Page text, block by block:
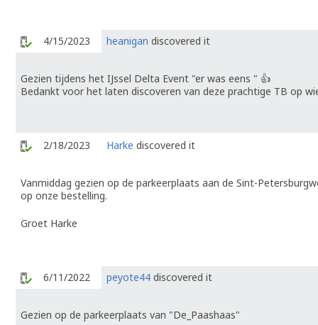
4/15/2023 heanigan discovered it
Gezien tijdens het IJssel Delta Event "er was eens " 👍
Bedankt voor het laten discoveren van deze prachtige TB op
2/18/2023 Harke discovered it
Vanmiddag gezien op de parkeerplaats aan de Sint-
op onze bestelling.
Groet Harke
6/11/2022 peyote44 discovered it
Gezien op de parkeerplaats van "De_Paashaas"